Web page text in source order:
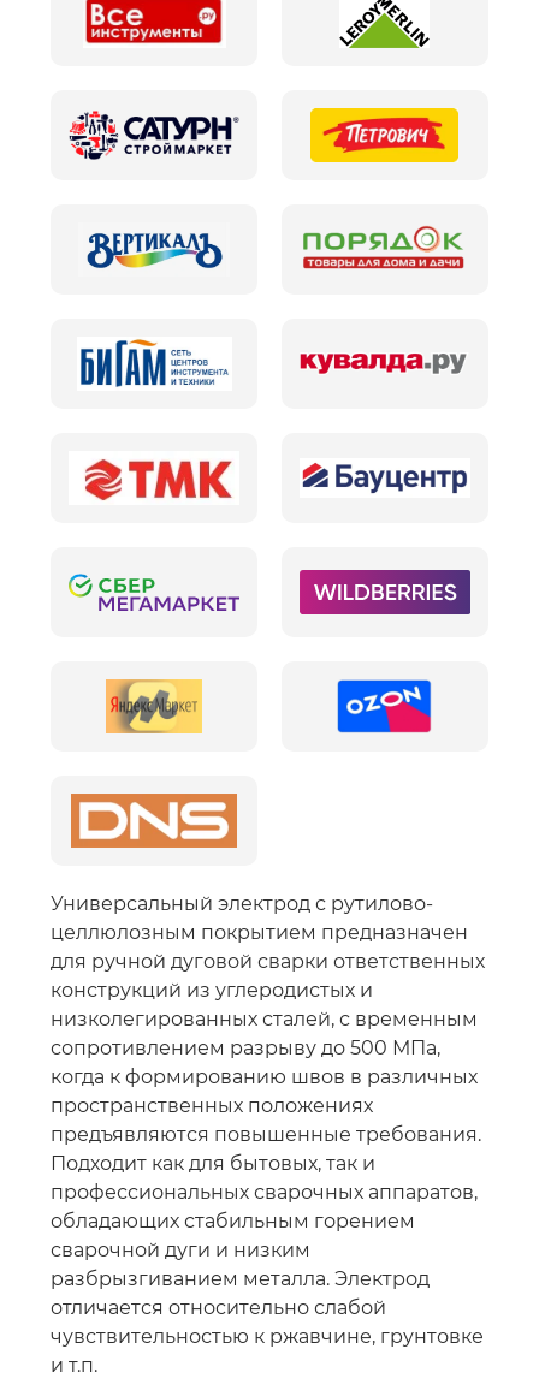
Универсальный электрод с рутилово-
целлюлозным покрытием предназначен
для ручной дуговой сварки ответственных
конструкций из углеродистых и
низколегированных сталей, с временным
сопротивлением разрыву до 500 МПа,
когда к формированию швов в различных
пространственных положениях
предъявляются повышенные требования.
Подходит как для бытовых, так и
профессиональных сварочных аппаратов,
обладающих стабильным горением
сварочной дуги и низким
разбрызгиванием металла. Электрод
отличается относительно слабой
чувствительностью к ржавчине, грунтовке
и т.п.